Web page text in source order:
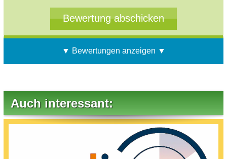
▼ Bewertungen anzeigen ▼
Auch interessant: